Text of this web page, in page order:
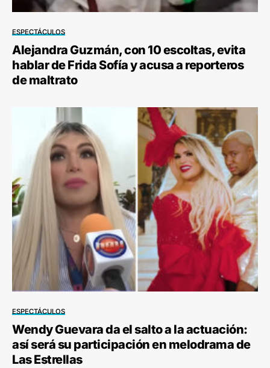
ESPECTÁCULOS
Alejandra Guzmán, con 10 escoltas, evita
hablar de Frida Sofía y acusa a reporteros
de maltrato
ESPECTÁCULOS
Wendy Guevara da el salto a la actuación:
así será su participación en melodrama de
Las Estrellas